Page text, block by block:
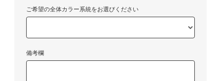
ご希望の全体カラー系統をお選びください
備考欄